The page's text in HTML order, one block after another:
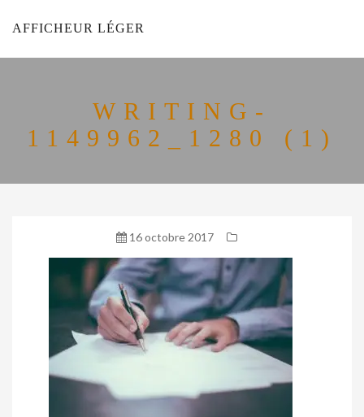
AFFICHEUR LÉGER
WRITING-
1149962_1280 (1)
16 octobre 2017